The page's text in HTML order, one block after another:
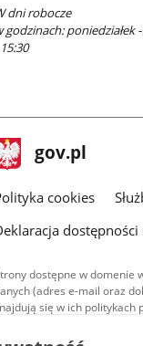
dni robocze
godzinach: poniedziałek
Strona
gov.pl
gov.pl
cookies
dostępne w domenie
(adres e-mail oraz
się w ich politykach
Treści